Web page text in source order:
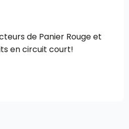
de Panier Rouge et
en circuit court!